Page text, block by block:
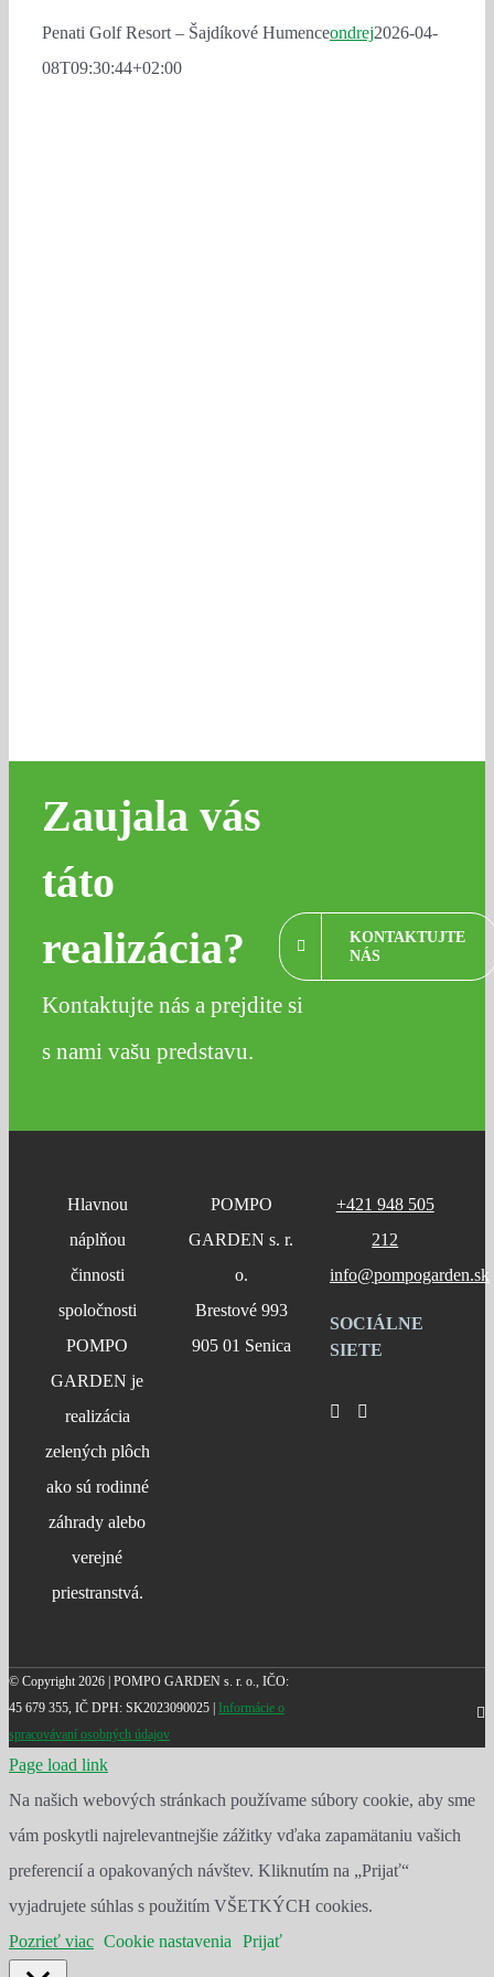
Penati Golf Resort – Šajdíkové Humenceondrej2026-04-
08T09:30:44+02:00
Zaujala vás
táto
realizácia?
Kontaktujte nás a prejdite si
s nami vašu predstavu.
KONTAKTUJTE
NÁS
Hlavnou
náplňou
činnosti
spoločnosti
POMPO
GARDEN je
realizácia
zelených plôch
ako sú rodinné
záhrady alebo
verejné
priestranstvá.
POMPO
GARDEN s. r.
o.
Brestové 993
905 01 Senica
+421 948 505
212
info@pompogarden.sk
SOCIÁLNE
SIETE
© Copyright 2026 | POMPO GARDEN s. r. o., IČO:
45 679 355, IČ DPH: SK2023090025 |
Informácie o
spracovávaní osobných údajov
Page load link
Na našich webových stránkach používame súbory cookie, aby sme
vám poskytli najrelevantnejšie zážitky vďaka zapamätaniu vašich
preferencií a opakovaných návštev. Kliknutím na „Prijať“
vyjadrujete súhlas s použitím VŠETKÝCH cookies.
Pozrieť viac Cookie nastavenia Prijať